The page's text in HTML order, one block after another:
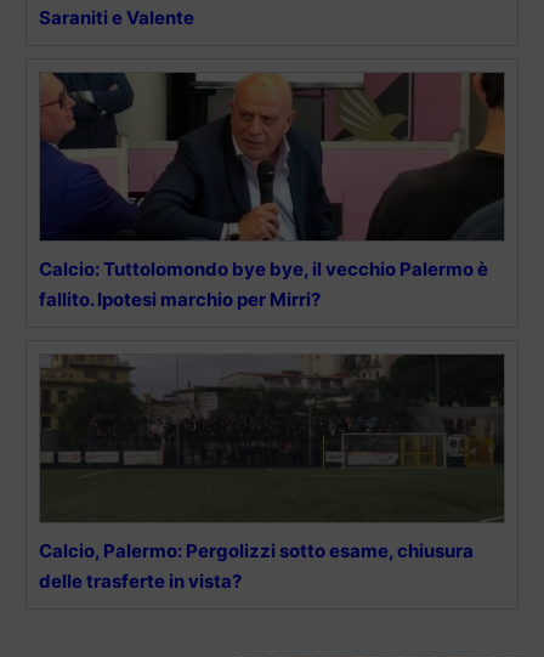
Saraniti e Valente
Calcio: Tuttolomondo bye bye, il vecchio Palermo è
fallito. Ipotesi marchio per Mirri?
Calcio, Palermo: Pergolizzi sotto esame, chiusura
delle trasferte in vista?